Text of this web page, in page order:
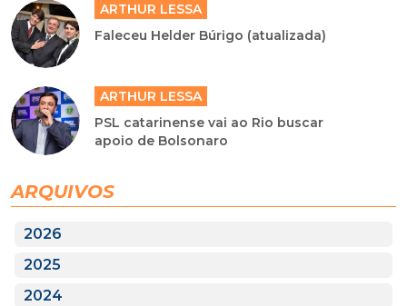
ARTHUR LESSA
Faleceu Helder Búrigo (atualizada)
ARTHUR LESSA
PSL catarinense vai ao Rio buscar
apoio de Bolsonaro
ARQUIVOS
2026
2025
2024